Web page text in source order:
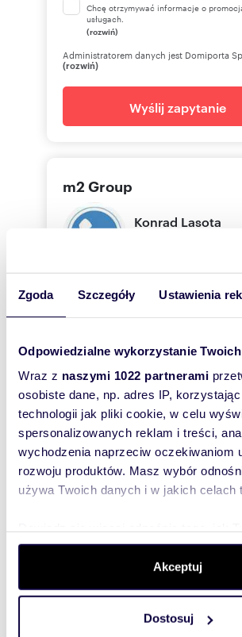
Zgoda Szczegóły Ustawienia
Odpowiedzialne wykorzystanie
Wraz z naszymi 1022 partnerami
osobiste dane, np. adres IP,
technologii jak pliki cookie, w celu
spersonalizowanych reklam i treści,
wychodzenia naprzeciw oczekiwaniom
rozwoju produktów. Masz wybór
używa Twoich danych i w jakich celach
dane są przetwarzane oraz ustaw
. W Deklaracji
zmienić lub wycofać swoją zgodę w
Wykorzystujemy pliki cookie do
Akceptuj
Dostosuj
Chcę otrzymywać informacje o
usługach.
(rozwiń)
Administratorem danych jest Domiporta
(rozwiń)
Wyślij zapytanie
m2 Group
Konrad Lasota
506 07 Pokaż
Zostaw telefon, oddzwonimy
bezpłatnie
Informacje o
m2 Group 5/5